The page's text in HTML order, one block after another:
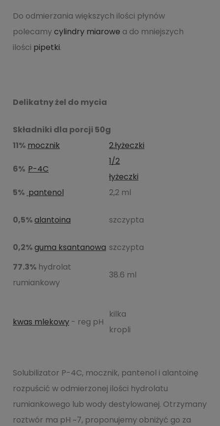
Do odmierzania większych ilości płynów
polecamycylindry miarowe a do mniejszych
ilości pipetki.
Delikatny żel do mycia
Składniki dla porcji 50g
11% mocznik 2.łyżeczki
6% P-4C
1/2
łyżeczki
5% pantenol 2,2 ml
0,5%alantoina szczypta
0,2%guma ksantanowa szczypta
77.3% hydrolat
rumiankowy
38.6 ml
kwas mlekowy - reg pH
kilka
kropli
Solubilizator P-4C, mocznik, pantenol i alantoinę
rozpuścić w odmierzonej ilości hydrolatu
rumiankowego lub wody destylowanej. Otrzymany
roztwór ma pH ~7, proponujemy obniżyć go za